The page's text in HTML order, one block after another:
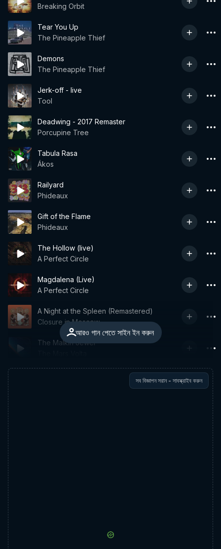
Breaking Orbit
Tear You Up
The Pineapple Thief
Demons
The Pineapple Thief
Jerk-off - live
Tool
Deadwing - 2017 Remaster
Porcupine Tree
Tabula Rasa
Ákos
Railyard
Phideaux
Gift of the Flame
Phideaux
The Hollow (live)
A Perfect Circle
Magdalena (Live)
A Perfect Circle
আরও গান পেতে সাইন ইন করুন
A Night at the Spleen (Remastered)
Closure in Moscow
The Malkin Jewel
সব বিজ্ঞাপন সরান - সাবস্ক্রাইব করুন